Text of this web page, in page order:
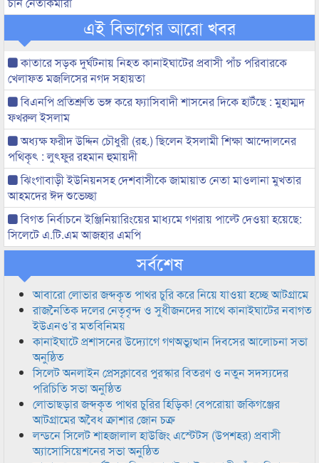
এই বিভাগের আরো খবর
কাতারে সড়ক দুর্ঘটনায় নিহত কানাইঘাটের প্রবাসী পাঁচ পরিবারকে
খেলাফত মজলিসের নগদ সহায়তা
বিএনপি প্রতিশ্রুতি ভঙ্গ করে ফ্যাসিবাদী শাসনের দিকে হাটঁছে : মুহাম্মদ
ফখরুল ইসলাম
অধ্যক্ষ ফরীদ উদ্দিন চৌধুরী (রহ.) ছিলেন ইসলামী শিক্ষা আন্দোলনের
পথিকৃৎ : লুৎফুর রহমান হুমায়দী
ঝিংগাবাড়ী ইউনিয়নসহ দেশবাসীকে জামায়াত নেতা মাওলানা মুখতার
আহমদের ঈদ শুভেচ্ছা
বিগত নির্বাচনে ইঞ্জিনিয়ারিংয়ের মাধ্যমে গণরায় পাল্টে দেওয়া হয়েছে:
সিলেটে এ.টি.এম আজহার এমপি
সর্বশেষ
আবারো লোভার জব্দকৃত পাথর চুরি করে নিয়ে যাওয়া হচ্ছে আটগ্রামে
রাজনৈতিক দলের নেতৃবৃন্দ ও সুধীজনদের সাথে কানাইঘাটের নবাগত
ইউএনও’র মতবিনিময়
কানাইঘাটে প্রশাসনের উদ্যোগে গণঅভ্যুত্থান দিবসের আলোচনা সভা
অনুষ্ঠিত
সিলেট অনলাইন প্রেসক্লাবের পুরস্কার বিতরণ ও নতুন সদস্যদের
পরিচিতি সভা অনুষ্ঠিত
লোভাছড়ার জব্দকৃত পাথর চুরির হিড়িক! বেপরোয়া জকিগঞ্জের
আটগ্রামের অবৈধ ক্রাশার জোন চক্র
লন্ডনে সিলেট শাহজালাল হাউজিং এস্টেটস (উপশহর) প্রবাসী
অ্যাসোসিয়েশনের সভা অনুষ্ঠিত